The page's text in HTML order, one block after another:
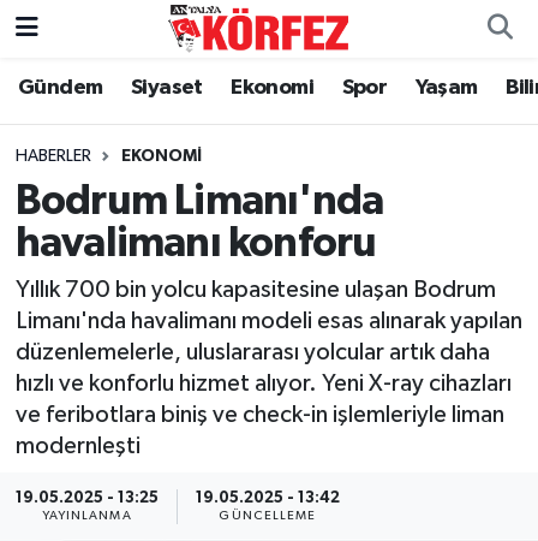
Gündem Siyaset Ekonomi Spor Yaşam
HABERLER EKONOMI
Bodrum Limanı'nda
havalimanı konforu
Yıllık 700 bin yolcu kapasitesine ulaşan Bodrum
Limanı'nda havalimanı modeli esas alınarak yapılan
düzenlemelerle, uluslararası yolcular artık daha
hızlı ve konforlu hizmet alıyor. Yeni X-ray cihazları
ve feribotlara biniş ve check-in işlemleriyle liman
modernleşti
19.05.2025 - 13:25
YAYINLANMA
19.05.2025 - 13:42
GÜNCELLEME
Gündem
Siyaset
Yerel Yönetim
Yaşam
Asayiş
Dünya
Nöbetçi Eczaneler
Hava Durumu
Trafik Durumu
Son Dakika Haberleri
Haber Arşivi